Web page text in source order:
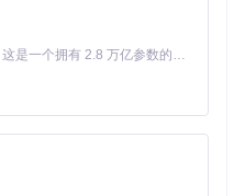
从文档中提取关键实体和语
持实体消歧和关系推理，能
知识问答提供支撑。
图谱发现实体间的间接关
升
Kimi K3 是Kimi能力最强的模型：这是一个拥有 2.8 万亿参数的混合专家（MoE）模型，具备原生视觉理解能力，并支持 100 万 token 的上下文窗口。